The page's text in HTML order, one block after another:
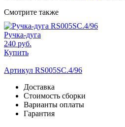
Смотрите также
Ручка-дуга
240 руб.
Купить
Артикул RS005SC.4/96
Доставка
Стоимость сборки
Варианты оплаты
Гарантия